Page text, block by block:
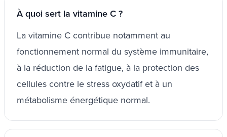
À quoi sert la vitamine C ?
La vitamine C contribue notamment au
fonctionnement normal du système immunitaire,
à la réduction de la fatigue, à la protection des
cellules contre le stress oxydatif et à un
métabolisme énergétique normal.